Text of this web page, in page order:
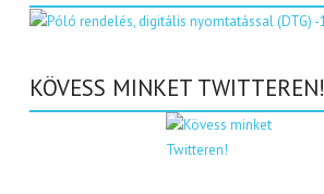
KÖVESS MINKET TWITTEREN!